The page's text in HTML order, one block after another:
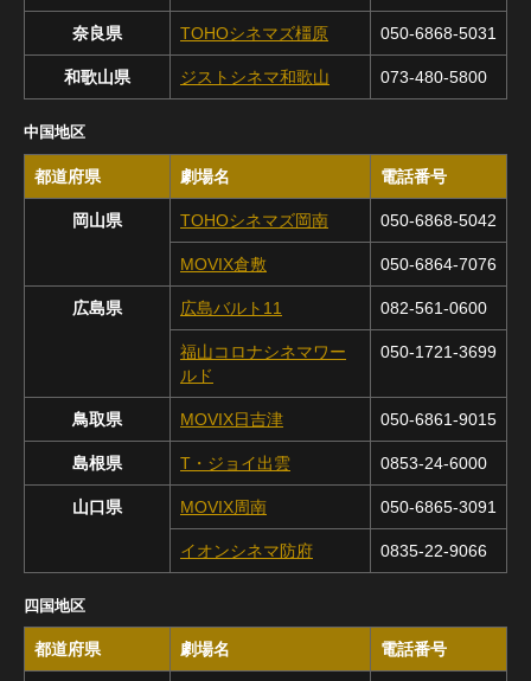
奈良県 TOHOシネマズ橿原 050-6868-5031
和歌山県 ジストシネマ和歌山 073-480-5800
中国地区
都道府県 劇場名 電話番号
岡山県 TOHOシネマズ岡南 050-6868-5042
MOVIX倉敷 050-6864-7076
広島県 広島バルト11 082-561-0600
福山コロナシネマワー
ルド
050-1721-3699
鳥取県 MOVIX日吉津 050-6861-9015
島根県 T・ジョイ出雲 0853-24-6000
山口県 MOVIX周南 050-6865-3091
イオンシネマ防府 0835-22-9066
四国地区
都道府県 劇場名 電話番号